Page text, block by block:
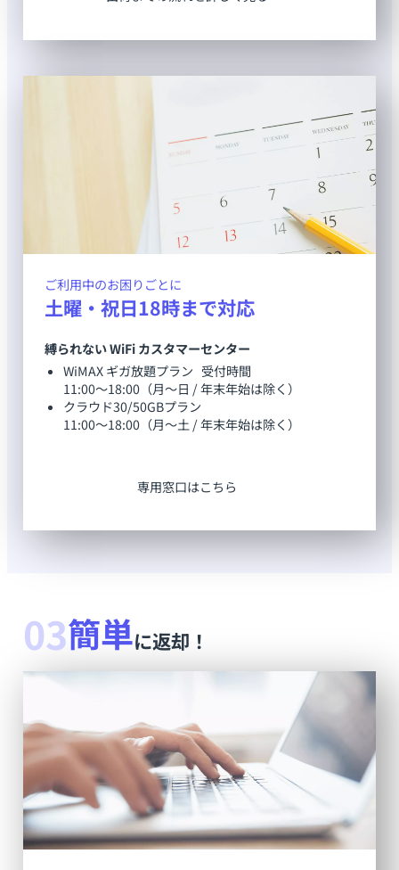
ご利用中のお困りごとに
土曜・祝日18時まで対応
縛られない WiFi カスタマーセンター
WiMAX ギガ放題プラン 受付時間
11:00～18:00（月～日 / 年末年始は除く）
クラウド30/50GBプラン
11:00～18:00（月～土 / 年末年始は除く）
専用窓口はこちら
03簡単に返却！